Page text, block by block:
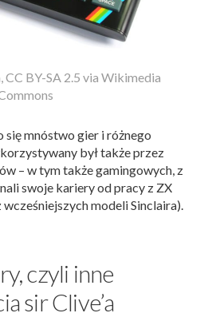
BY-SA 2.5 via Wikimedia
się mnóstwo gier i różnego
był także przez
– w tym także gamingowych, z
swoje kariery od pracy z ZX
modeli Sinclaira).
czyli inne
sir Clive’a